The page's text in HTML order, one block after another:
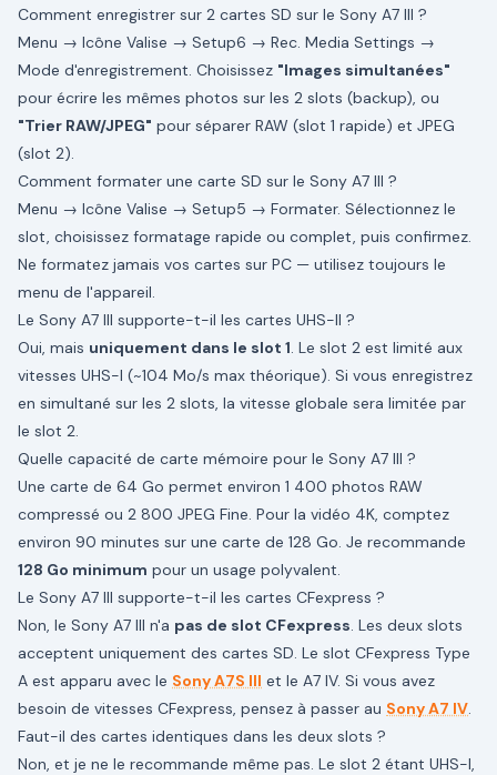
Comment enregistrer sur 2 cartes SD sur le Sony A7 III ?
Menu → Icône Valise → Setup6 → Rec. Media Settings →
Mode d'enregistrement. Choisissez "Images simultanées"
pour écrire les mêmes photos sur les 2 slots (backup), ou
"Trier RAW/JPEG" pour séparer RAW (slot 1 rapide) et JPEG
(slot 2).
Comment formater une carte SD sur le Sony A7 III ?
Menu → Icône Valise → Setup5 → Formater. Sélectionnez le
slot, choisissez formatage rapide ou complet, puis confirmez.
Ne formatez jamais vos cartes sur PC — utilisez toujours le
menu de l'appareil.
Le Sony A7 III supporte-t-il les cartes UHS-II ?
Oui, mais uniquement dans le slot 1. Le slot 2 est limité aux
vitesses UHS-I (~104 Mo/s max théorique). Si vous enregistrez
en simultané sur les 2 slots, la vitesse globale sera limitée par
le slot 2.
Quelle capacité de carte mémoire pour le Sony A7 III ?
Une carte de 64 Go permet environ 1 400 photos RAW
compressé ou 2 800 JPEG Fine. Pour la vidéo 4K, comptez
environ 90 minutes sur une carte de 128 Go. Je recommande
128 Go minimum pour un usage polyvalent.
Le Sony A7 III supporte-t-il les cartes CFexpress ?
Non, le Sony A7 III n'a pas de slot CFexpress. Les deux slots
acceptent uniquement des cartes SD. Le slot CFexpress Type
A est apparu avec le Sony A7S III et le A7 IV. Si vous avez
besoin de vitesses CFexpress, pensez à passer au Sony A7 IV.
Faut-il des cartes identiques dans les deux slots ?
Non, et je ne le recommande même pas. Le slot 2 étant UHS-I,